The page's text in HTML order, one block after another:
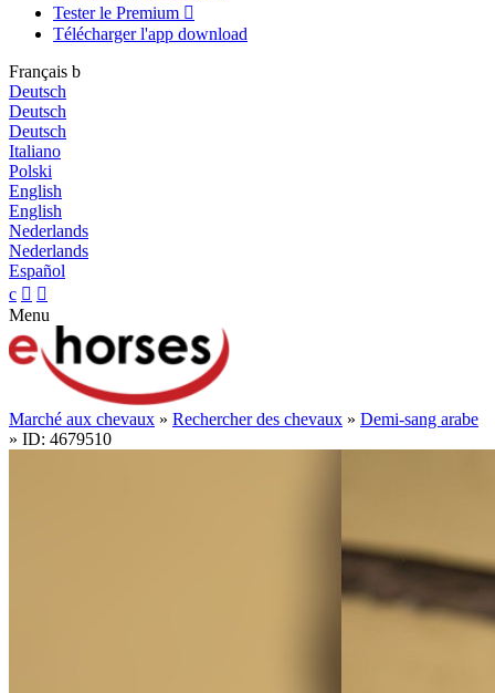
Tester le Premium 
Télécharger l'app download
Français b
Deutsch
Deutsch
Deutsch
Italiano
Polski
English
English
Nederlands
Nederlands
Español
c  
Menu
Marché aux chevaux » Rechercher des chevaux » Demi-sang arabe
» ID: 4679510